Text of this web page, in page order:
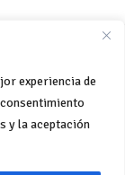
experiencia de
y la aceptación
Sitio por
MVC
)